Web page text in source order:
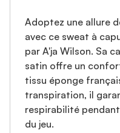
Adoptez une allure
avec ce sweat à
par A'ja Wilson. Sa
satin offre un
tissu éponge
transpiration, il
respirabilité
du jeu.